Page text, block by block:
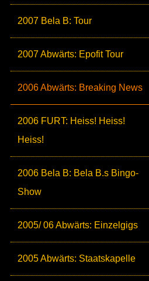
2007 Bela B: Tour
2007 Abwärts: Epofit Tour
2006 Abwärts: Breaking News
2006 FURT: Heiss! Heiss!
Heiss!
2006 Bela B: Bela B.s Bingo-
Show
2005/ 06 Abwärts: Einzelgigs
2005 Abwärts: Staatskapelle